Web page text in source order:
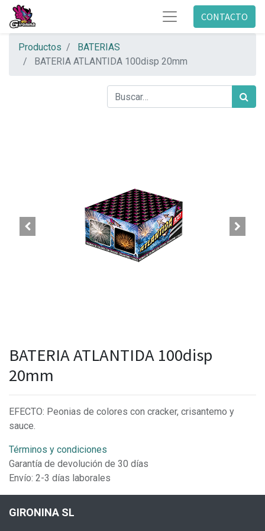
CONTACTO
Productos
BATERIAS
BATERIA ATLANTIDA 100disp 20mm
BATERIA ATLANTIDA 100disp
20mm
EFECTO: Peonias de colores con cracker, crisantemo y
sauce.
Términos y condiciones
Garantía de devolución de 30 días
Envío: 2-3 días laborales
GIRONINA SL